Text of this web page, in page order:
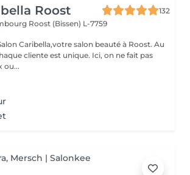
Roost
132
Roost (Bissen) L-7759
Caribella,votre salon beauté à Roost. Au
est unique. Ici, on ne fait pas
ou...